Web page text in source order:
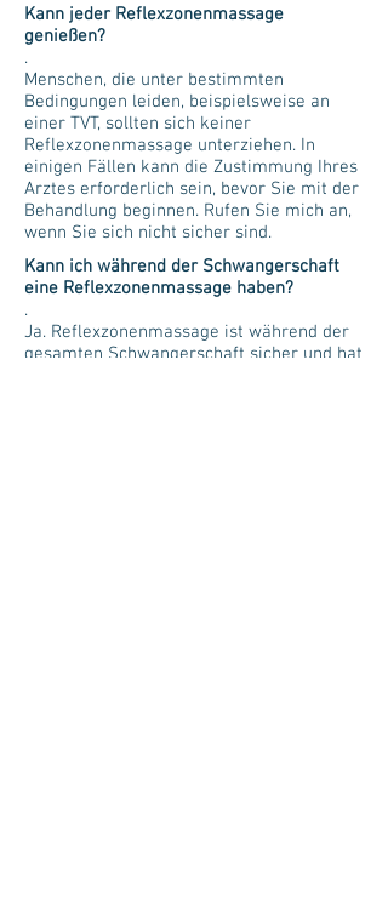
Kann jeder Reflexzonenmassage
genießen?
.
Menschen, die unter bestimmten
Bedingungen leiden, beispielsweise an
einer TVT, sollten sich keiner
Reflexzonenmassage unterziehen. In
einigen Fällen kann die Zustimmung Ihres
Arztes erforderlich sein, bevor Sie mit der
Behandlung beginnen. Rufen Sie mich an,
wenn Sie sich nicht sicher sind.
Kann ich während der Schwangerschaft
eine Reflexzonenmassage haben?
.
Ja. Reflexzonenmassage ist während der
gesamten Schwangerschaft sicher und hat